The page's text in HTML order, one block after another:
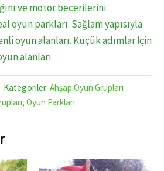
ve motor becerilerini
oyun parkları. Sağlam yapısıyla
oyun alanları. Küçük adımlar İçin
alanları
Kategoriler: Ahşap Oyun Grupları
, Oyun Parkları